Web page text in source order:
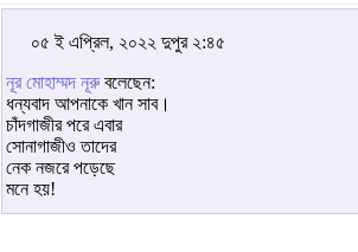
০৫ ই এপ্রিল, ২০২২ দুপুর ২:৪৫
নূর মোহাম্মদ নূরুবলেছেন:
ধন্যবাদ আপনাকে খান সাব।
চাঁদগাজীর পরে এবার
সোনাগাজীও তাদের
নেক নজরে পড়েছে
মনে হয়!